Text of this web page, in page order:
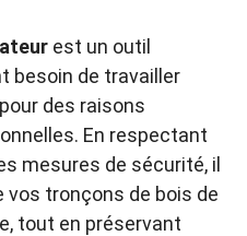
est un outil
besoin de travailler
des raisons
En respectant
mesures de sécurité, il
tronçons de bois de
tout en préservant